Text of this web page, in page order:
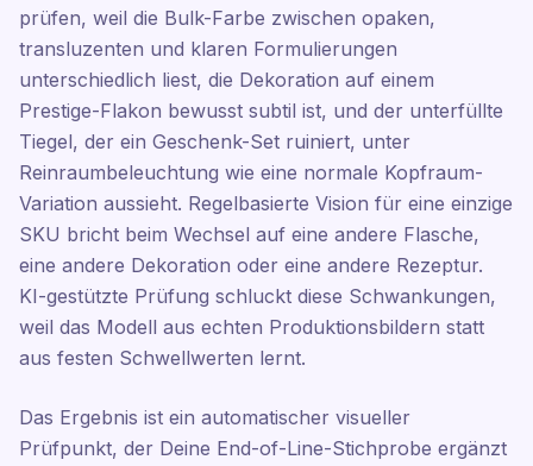
prüfen, weil die Bulk-Farbe zwischen opaken,
transluzenten und klaren Formulierungen
unterschiedlich liest, die Dekoration auf einem
Prestige-Flakon bewusst subtil ist, und der unterfüllte
Tiegel, der ein Geschenk-Set ruiniert, unter
Reinraumbeleuchtung wie eine normale Kopfraum-
Variation aussieht. Regelbasierte Vision für eine einzige
SKU bricht beim Wechsel auf eine andere Flasche,
eine andere Dekoration oder eine andere Rezeptur.
KI-gestützte Prüfung schluckt diese Schwankungen,
weil das Modell aus echten Produktionsbildern statt
aus festen Schwellwerten lernt.
Das Ergebnis ist ein automatischer visueller
Prüfpunkt, der Deine End-of-Line-Stichprobe ergänzt